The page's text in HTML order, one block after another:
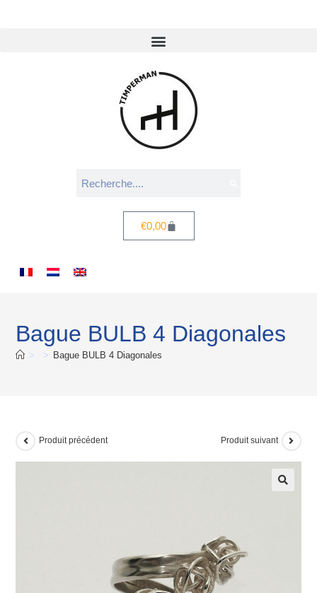
€0,00
Bague BULB 4 Diagonales
> > Bague BULB 4 Diagonales
Produit précédent Produit suivant